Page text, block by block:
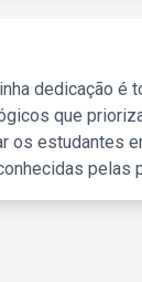
dedicação é
que
os estudantes
pelas